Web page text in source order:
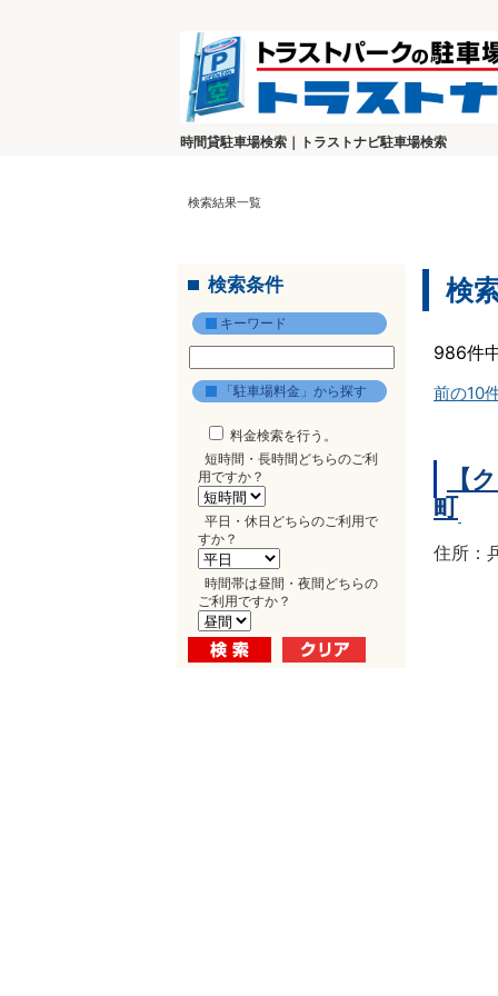
時間貸駐車場検索｜トラストナビ駐車場検索
検索結果一覧
検索条件
キーワード
「駐車場料金」から探す
料金検索を行う。
短時間・長時間どちらのご利
用ですか？
平日・休日どちらのご利用で
すか？
時間帯は昼間・夜間どちらの
ご利用ですか？
検
986件
前の10
【
町
住所：